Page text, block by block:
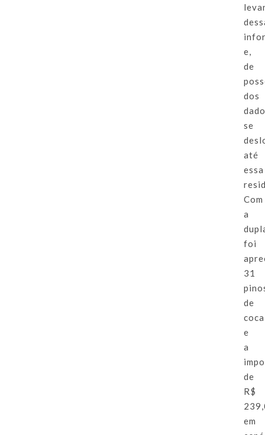
e,
de
dos
se
até
essa
Com
a
foi
31
de
e
a
de
R$
em